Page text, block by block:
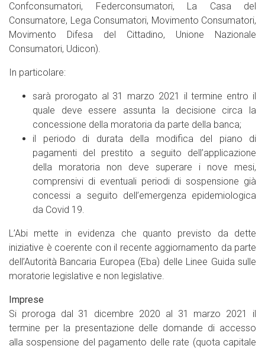
Confconsumatori, Federconsumatori, La Casa del
Consumatore, Lega Consumatori, Movimento Consumatori,
Movimento Difesa del Cittadino, Unione Nazionale
Consumatori, Udicon).
In particolare:
sarà prorogato al 31 marzo 2021 il termine entro il
quale deve essere assunta la decisione circa la
concessione della moratoria da parte della banca;
il periodo di durata della modifica del piano di
pagamenti del prestito a seguito dell’applicazione
della moratoria non deve superare i nove mesi,
comprensivi di eventuali periodi di sospensione già
concessi a seguito dell’emergenza epidemiologica
da Covid 19.
L’Abi mette in evidenza che quanto previsto da dette
iniziative è coerente con il recente aggiornamento da parte
dell’Autorità Bancaria Europea (Eba) delle Linee Guida sulle
moratorie legislative e non legislative.
Imprese
Si proroga dal 31 dicembre 2020 al 31 marzo 2021 il
termine per la presentazione delle domande di accesso
alla sospensione del pagamento delle rate (quota capitale